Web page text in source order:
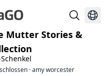
Mutter Stories &
·amy worcester